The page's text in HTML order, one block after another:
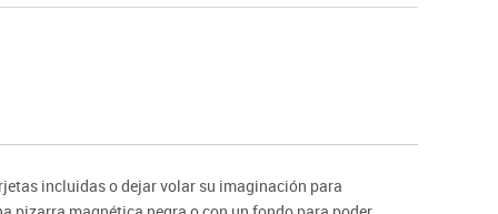
incluidas o dejar volar su imaginación para